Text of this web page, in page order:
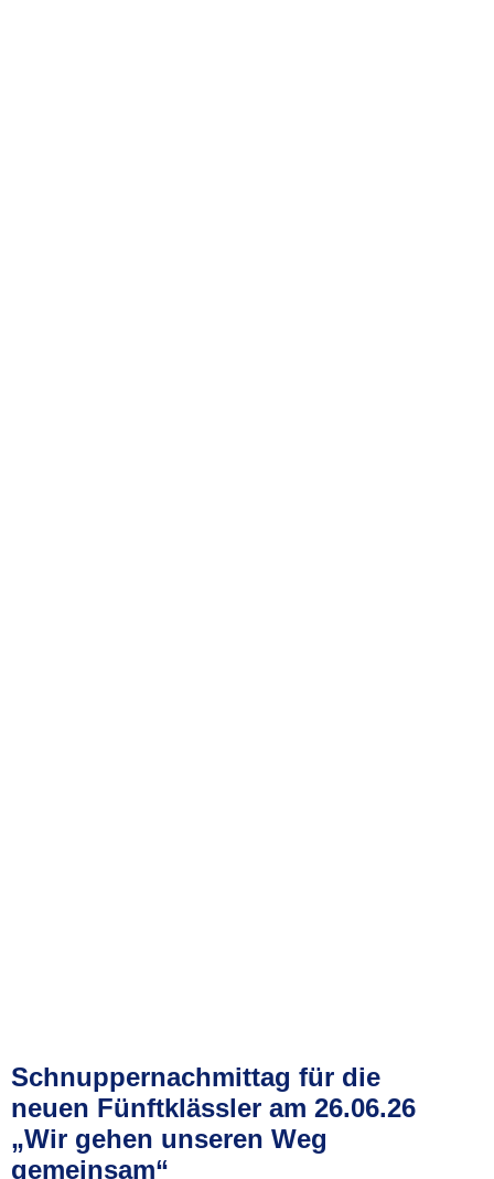
Schnuppernachmittag für die
neuen Fünftklässler am 26.06.26
„Wir gehen unseren Weg
gemeinsam“